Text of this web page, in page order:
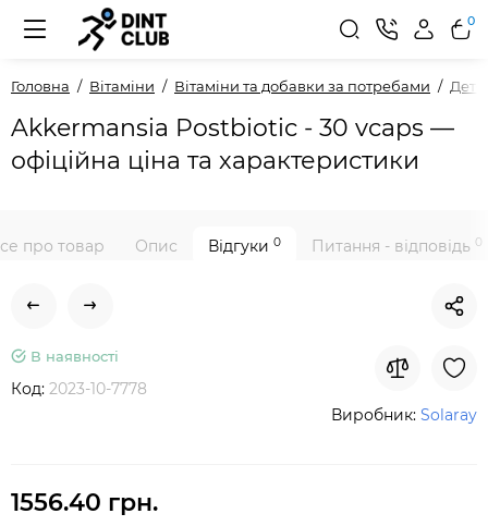
0
Головна Вітаміни Вітаміни та добавки за потребами
Akkermansia Postbiotic - 30 vcaps —
офіційна ціна та характеристики
про товар Опис Відгуки 0 Питання - відповідь 0
В наявності
Код: 2023-10-7778
Виробник: Solaray
1556.40 грн.